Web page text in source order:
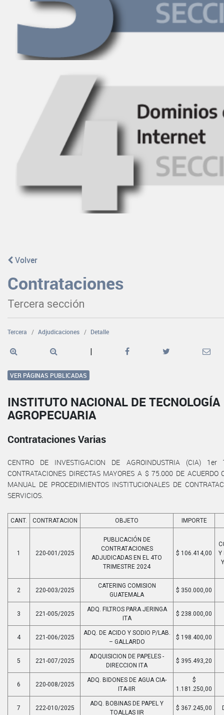
Volver
Contrataciones
Tercera sección
Tercera Adjudicaciones Detalle
|
VER PÁGINAS PUBLICADAS
INSTITUTO NACIONAL DE TECNOLOGÍA
AGROPECUARIA
Contrataciones Varias
CENTRO DE INVESTIGACION DE AGROINDUSTRIA (CIA) 1er
CONTRATACIONES DIRECTAS MAYORES A $ 75.000 DE ACUERDO
MANUAL DE PROCEDIMIENTOS INSTITUCIONALES DE
SERVICIOS.
CANT. CONTRATACION OBJETO IMPORTE
1 220-001/2025
PUBLICACIÓN DE
CONTRATACIONES
ADJUDICADAS EN EL 4TO
TRIMESTRE 2024
$ 106.414,00
Y
2 220-003/2025
CATERING COMISION
GUATEMALA
$ 350.000,00
3 221-005/2025
ADQ. FILTROS PARA JERINGA
ITA
$ 238.000,00
4 221-006/2025
ADQ. DE ACIDO Y SODIO P/LAB.
– GALLARDO
$ 198.400,00
5 221-007/2025
ADQUISICION DE PAPELES -
DIRECCION ITA
$ 395.493,20
6 220-008/2025
ADQ. BIDONES DE AGUA CIA-
ITA-IIR
$
1.181.250,00
7 222-010/2025
ADQ. BOBINAS DE PAPEL Y
TOALLAS IIR
$ 367.245,00